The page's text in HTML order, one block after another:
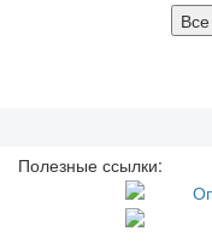
Полезные ссылки: